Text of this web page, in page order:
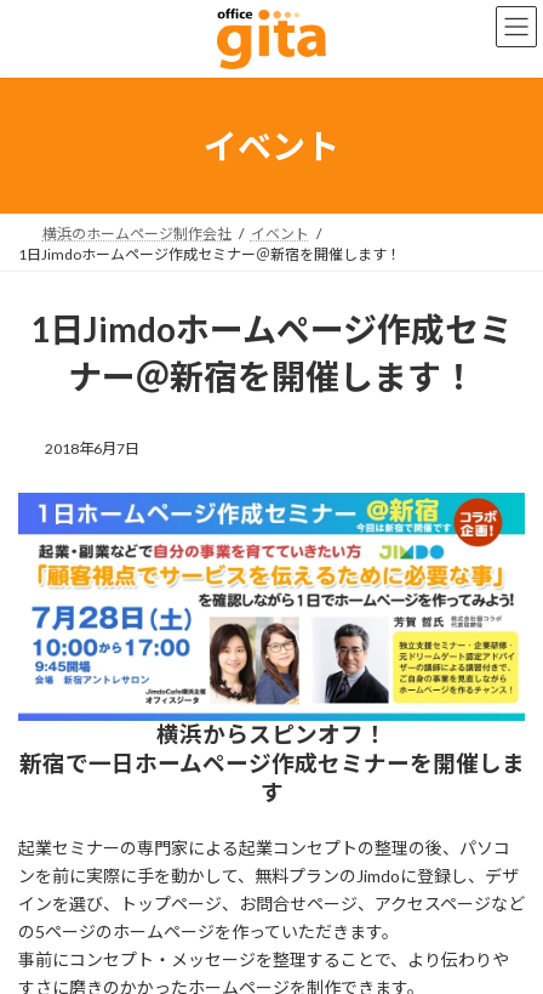
ン
ー
イベント
横浜のホームページ制作会社
イベント
1日Jimdoホームページ作成セミナー＠新宿を開催します！
1日Jimdoホームページ作成セミ
ナー＠新宿を開催します！
2018年6月7日
横浜からスピンオフ！
新宿で一日ホームページ作成セミナーを開催しま
す
起業セミナーの専門家による起業コンセプトの整理の後、パソコ
ンを前に実際に手を動かして、無料プランのJimdoに登録し、デザ
インを選び、トップページ、お問合せページ、アクセスページなど
の5ページのホームページを作っていただきます。
事前にコンセプト・メッセージを整理することで、より伝わりや
すさに磨きのかかったホームページを制作できます。